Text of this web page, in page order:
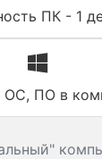
ПК - 1
ОС, ПО в